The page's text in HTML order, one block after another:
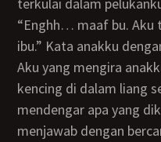
“Enghh… maaf bu. Aku tadi pipis didalam memek
ibu.” Kata anakku
Aku yang mengira anakku memang benar-benar
kencing di dalam liang
mendengar apa yang
menjawab dengan